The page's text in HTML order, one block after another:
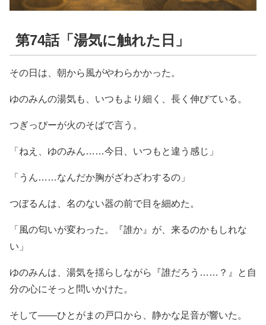
第74話「湯気に触れた日」
その日は、朝から風がやわらかかった。
ゆのみんの湯気も、いつもより細く、長く伸びている。
つぎっぴーが火のそばで言う。
「ねえ、ゆのみん……今日、いつもと違う感じ」
「うん……なんだか胸がざわざわするの」
つぼるんは、名のない器の前で目を細めた。
「風の匂いが変わった。『誰か』が、来るのかもしれな
い」
ゆのみんは、湯気を揺らしながら『誰だろう……？』と自
分の心にそっと問いかけた。
そして――ひとがまの戸口から、静かな足音が響いた。